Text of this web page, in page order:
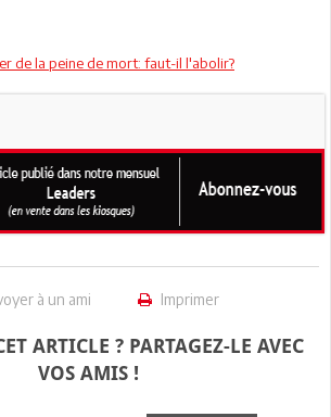
de la peine de mort: faut-il l'abolir?
à un ami Imprimer
ARTICLE ? PARTAGEZ-LE AVEC
VOS AMIS !